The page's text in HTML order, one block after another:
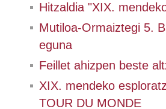
Hitzaldia "XIX.
Mutiloa-Ormaiztegi 5.
eguna
Feillet ahizpen beste
XIX. mendeko
TOUR DU MONDE